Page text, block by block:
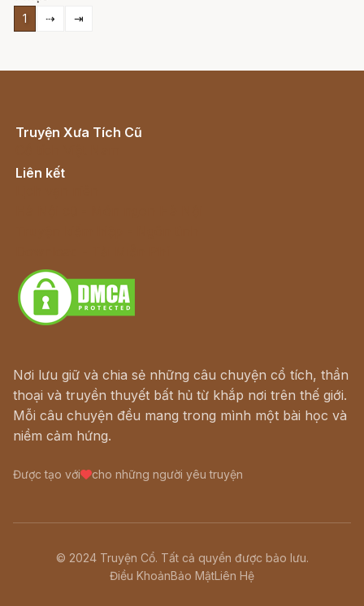
1 ⇢ ⇥
Truyện Xưa Tích Cũ
Liên kết
Nơi lưu giữ và chia sẻ những câu chuyện cổ tích, thần
thoại và truyền thuyết bất hủ từ khắp nơi trên thế giới.
Mỗi câu chuyện đều mang trong mình một bài học và
niềm cảm hứng.
Được tạo với cho những người yêu truyện
© 2024 Truyện Cổ. Tất cả quyền được bảo lưu.
Điều KhoảnBảo MậtLiên Hệ